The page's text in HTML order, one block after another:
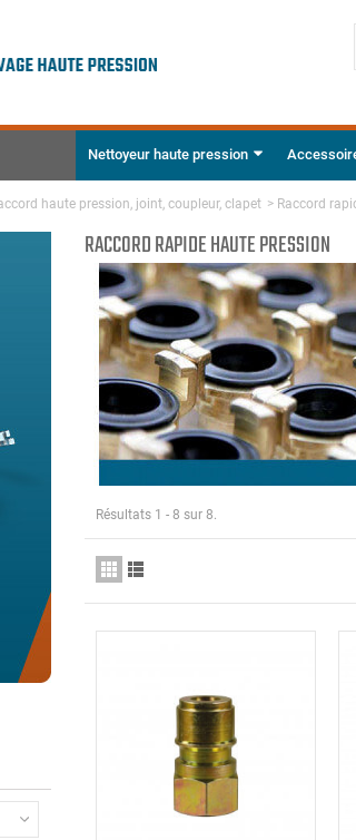
Nettoyeur haute pression
haute pression, joint, coupleur, clapet > Raccord
RACCORD RAPIDE HAUTE PRESSION
Résultats 1 - 8 sur 8.